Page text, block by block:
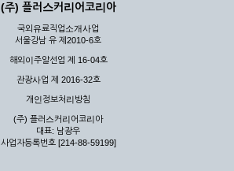
(주) 플러스커리어코리아
국외유료직업소개사업
서울강남 유 제2010-6호
해외이주알선업 제 16-04호
관광사업 제 2016-32호
개인정보처리방침
(주) 플러스커리어코리아
대표: 남광우
사업자등록번호 [214-88-59199]